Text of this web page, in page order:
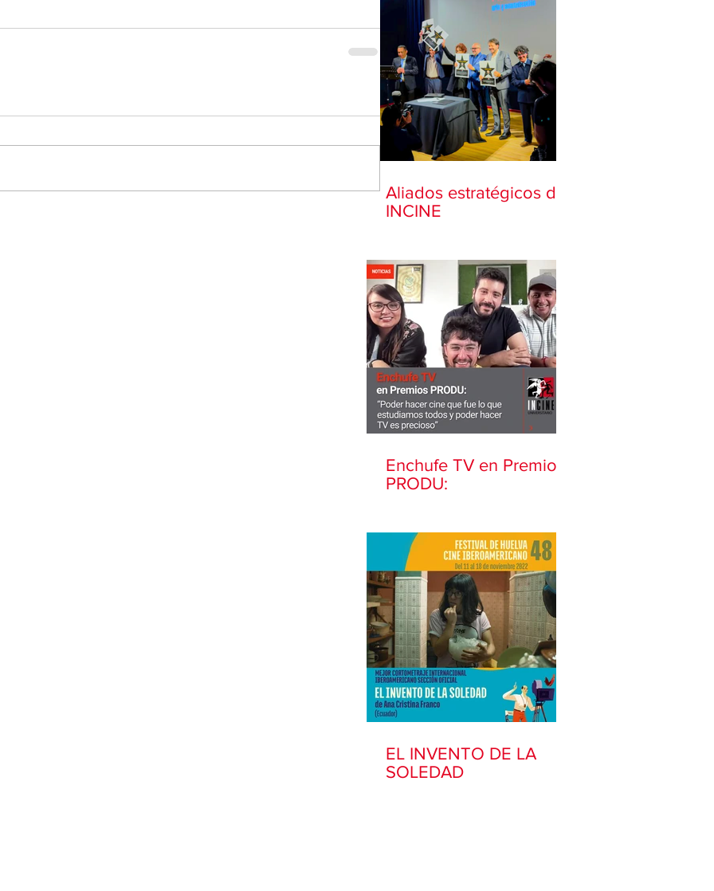
Aliados estratégicos de
INCINE
Enchufe TV en Premios
PRODU:
EL INVENTO DE LA
SOLEDAD